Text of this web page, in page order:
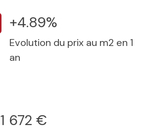
+4.89%
Evolution du prix au m2 en 1
an
1 672 €